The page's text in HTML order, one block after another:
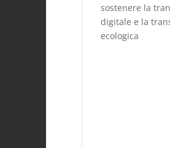
sostenere la
digitale e la
ecologica